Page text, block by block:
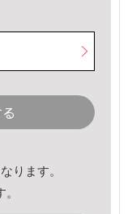
ります。